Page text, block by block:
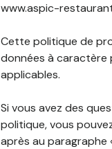
www.aspic-
Cette politique de
données à caractère
applicables.
Si vous avez des
politique, vous
après au paragraphe